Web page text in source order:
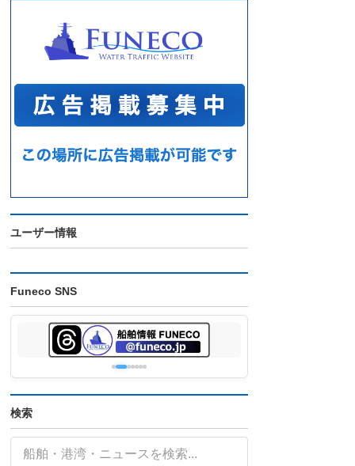
ユーザー情報
Funeco SNS
検索